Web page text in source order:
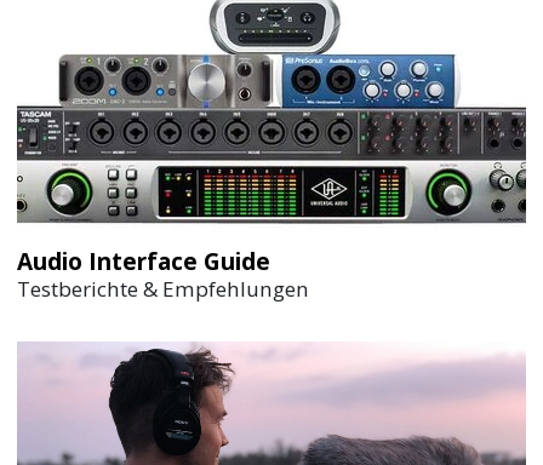
Audio Interface Guide
Testberichte & Empfehlungen